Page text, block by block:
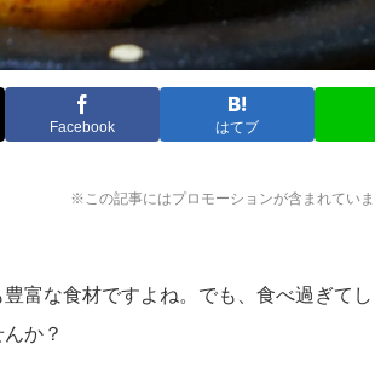
Facebook はてブ
※この記事にはプロモーションが含まれていま
富な食材ですよね。でも、食べ過ぎて
か？